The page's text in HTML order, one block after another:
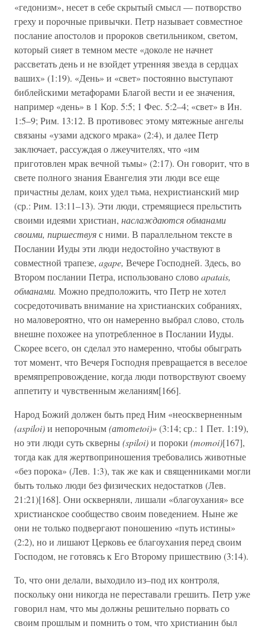
«гедонизм», несет в себе скрытый смысл — потворство
греху и порочные привычки. Петр называет совместное
послание апостолов и пророков светильником, светом,
который сияет в темном месте «доколе не начнет
рассветать день и не взойдет утренняя звезда в сердцах
ваших» (1:19). «День» и «свет» постоянно выступают
библейскими метафорами Благой вести и ее значения,
например «день» в 1 Кор. 5:5; 1 Фес. 5:2–4; «свет» в Ин.
1:5–9; Рим. 13:12. В противовес этому мятежные ангелы
связаны «узами адского мрака» (2:4), и далее Петр
заключает, рассуждая о лжеучителях, что «им
приготовлен мрак вечной тьмы» (2:17). Он говорит, что в
свете полного знания Евангелия эти люди все еще
причастны делам, коих удел тьма, нехристианский мир
(ср.: Рим. 13:11–13). Эти люди, стремящиеся прельстить
своими идеями христиан, наслаждаются обманами
своими, пиршествуяс ними. В параллельном тексте в
Послании Иуды эти люди недостойно участвуют в
совместной трапезе, agape, Вечере Господней. Здесь, во
Втором послании Петра, использовано словоapatais,
обманами. Можно предположить, что Петр не хотел
сосредоточивать внимание на христианских собраниях,
но маловероятно, что он намеренно выбрал слово, столь
внешне похожее на употребленное в Послании Иуды.
Скорее всего, он сделал это намеренно, чтобы обыграть
тот момент, что Вечеря Господня превращается в веселое
времяпрепровождение, когда люди потворствуют своему
аппетиту и чувственным желаниям[166].
Народ Божий должен быть пред Ним «неоскверненным
(aspiloi)и непорочным(атотetoi)»(3:14; ср.: 1 Пет. 1:19),
но эти люди суть скверны(spiloi)и пороки (momoi)[167],
тогда как для жертвоприношения требовались животные
«без порока» (Лев. 1:3), так же как и священниками могли
быть только люди без физических недостатков (Лев.
21:21)[168]. Они оскверняли, лишали «благоухания» все
христианское сообщество своим поведением. Ныне же
они не только подвергают поношению «путь истины»
(2:2), но и лишают Церковь ее благоухания перед своим
Господом, не готовясь к Его Второму пришествию (3:14).
То, что они делали, выходило из–под их контроля,
поскольку они никогда не переставали грешить. Петр уже
говорил нам, что мы должны решительно порвать со
своим прошлым и помнить о том, что христианин был